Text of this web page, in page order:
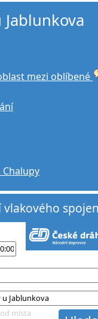
mezi oblíbené
Chalupy
vlakového
místa